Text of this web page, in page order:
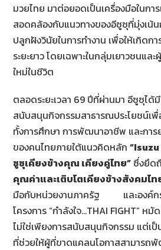
มวยไทย มาต่อยอดเป็นเครื่องมือในก
สอดคล้องกับแนวทางของอีซูซุที่มุ่งเน้น
ปลูกฝังวินัยในการทำงาน เพื่อให้เกิด
ระยะยาว โดยเฉพาะในกลุ่มเยาวชนแล
ใหม่ในชีวิต
ตลอดระยะเวลา 69 ปีที่ผ่านมา อีซูซุไ
สนับสนุนกิจกรรมสาธารณประโยชน์เ
ทั้งการศึกษา การพัฒนาอาชีพ และกา
ของคนไทยภายใต้แนวคิดหลัก“
ซูซุเคียงข้างคุณ เคียงคู่ไทย” ซึ่งยึด
คุณค่าและเติบโตเคียงข้างสังคมไท
มือกับหน่วยงานภาครัฐ และองค์ก
โครงการ “กำลังใจ…THAI FIGHT” ห
ไม่ใช่เพียงการสนับสนุนกิจกรรม แต่เป็
ที่ช่วยให้ผู้ที่ขาดแคลนโอกาสสามารถ